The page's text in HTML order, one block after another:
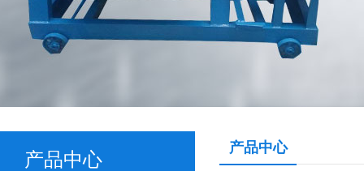
产品中心
产品中心